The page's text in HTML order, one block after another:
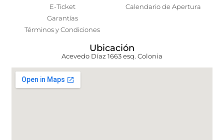
E-Ticket
Garantías
Términos y Condiciones
Calendario de Apertura
Ubicación
Acevedo Díaz 1663 esq. Colonia